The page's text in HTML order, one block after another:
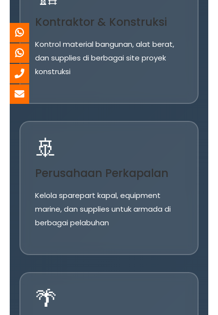
Kontraktor & Konstruksi
Kontrol material bangunan, alat berat,
dan supplies di berbagai site proyek
konstruksi
🚢
Perusahaan Perkapalan
Kelola sparepart kapal, equipment
marine, dan supplies untuk armada di
berbagai pelabuhan
🌴